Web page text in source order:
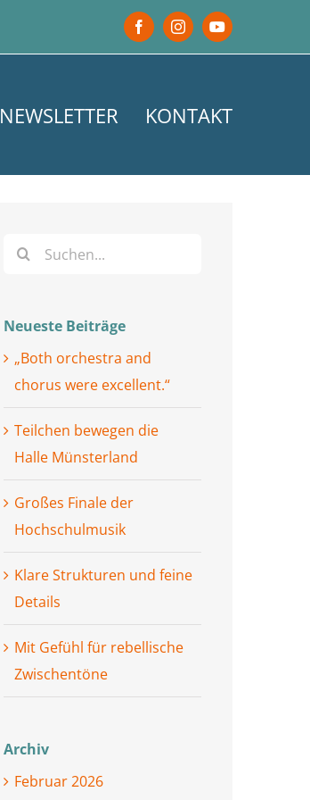
FacebookInstagramYouTube
NEWSLETTER KONTAKT
Suche
Neueste Beiträge
„Both orchestra and
chorus were excellent.“
Teilchen bewegen die
Halle Münsterland
Großes Finale der
Hochschulmusik
Klare Strukturen und feine
Details
Mit Gefühl für rebellische
Zwischentöne
Archiv
Februar 2026